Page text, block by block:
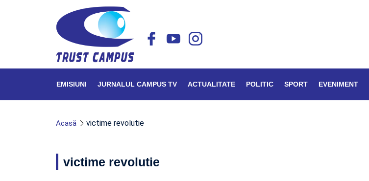
EMISIUNI JURNALUL CAMPUS TV ACTUALITATE POLITIC SPORT EVENIMENT
Acasă victime revolutie
victime revolutie